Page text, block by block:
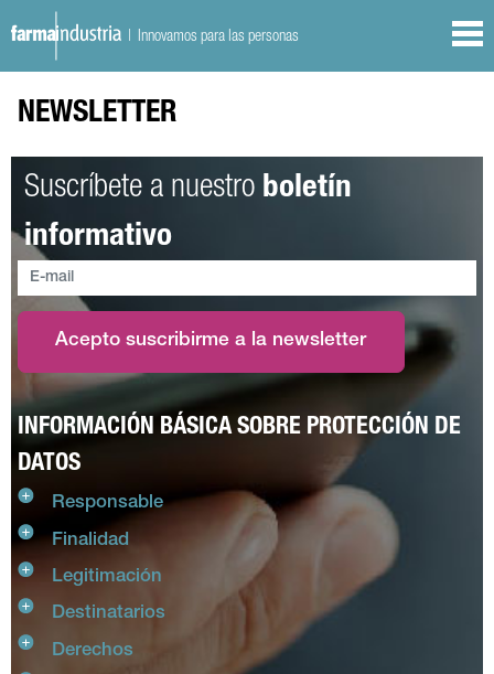
| Innovamos para las personas
NEWSLETTER
Suscríbete a nuestro boletín
informativo
Acepto suscribirme a la newsletter
INFORMACIÓN BÁSICA SOBRE PROTECCIÓN DE
DATOS
Responsable
Finalidad
Legitimación
Destinatarios
Derechos